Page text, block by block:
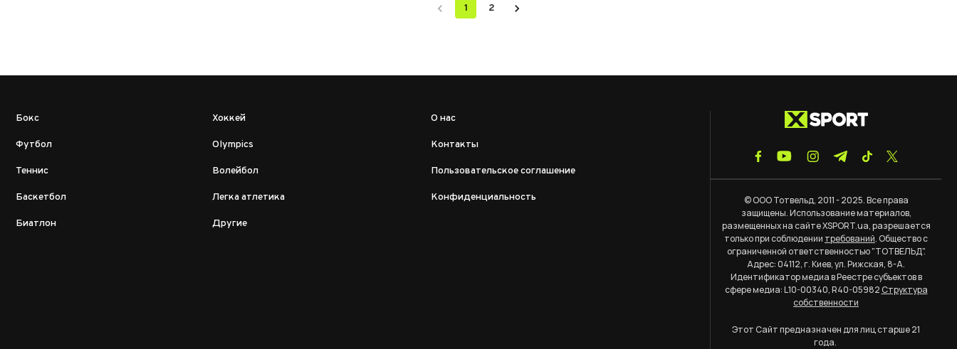
1 2
Бокс
Футбол
Теннис
Баскетбол
Биатлон
Хоккей
Olympics
Волейбол
Легка атлетика
Другие
О нас
Контакты
Пользовательское соглашение
Конфиденциальность
© ООО Тотвельд, 2011 - 2025. Все права
защищены. Использование материалов,
размещенных на сайте XSPORT.ua, разрешается
только при соблюдении требований. Общество с
ограниченной ответственностью "ТОТВЕЛЬД".
Адрес: 04112, г. Киев, ул. Рижская, 8-А.
Идентификатор медиа в Реестре субъектов в
сфере медиа: L10-00340, R40-05982Структура
собственности
Этот Сайт предназначен для лиц старше 21
года.